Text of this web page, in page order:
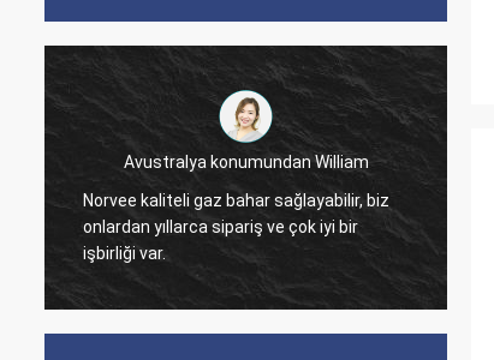
Avustralya konumundan William
Norvee kaliteli gaz bahar sağlayabilir, biz
onlardan yıllarca sipariş ve çok iyi bir
işbirliği var.